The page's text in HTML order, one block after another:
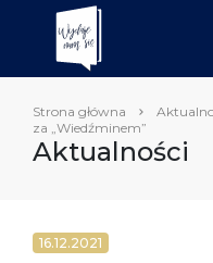
Strona główna
za „Wiedźminem”
Aktualności
16.12.2021